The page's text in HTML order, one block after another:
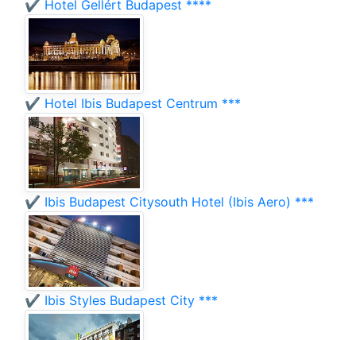
✔️ Hotel Gellért Budapest ****
✔️ Hotel Ibis Budapest Centrum ***
✔️ Ibis Budapest Citysouth Hotel (Ibis Aero) ***
✔️ Ibis Styles Budapest City ***